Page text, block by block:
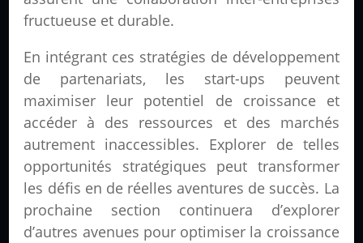
fructueuse et durable.
En intégrant ces stratégies de développement
de partenariats, les start-ups peuvent
maximiser leur potentiel de croissance et
accéder à des ressources et des marchés
autrement inaccessibles. Explorer de telles
opportunités stratégiques peut transformer
les défis en de réelles aventures de succès. La
prochaine section continuera d’explorer
d’autres avenues pour optimiser la croissance